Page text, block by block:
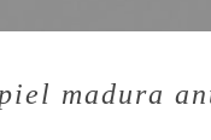
madura